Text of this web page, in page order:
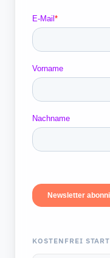
KOSTENFREI